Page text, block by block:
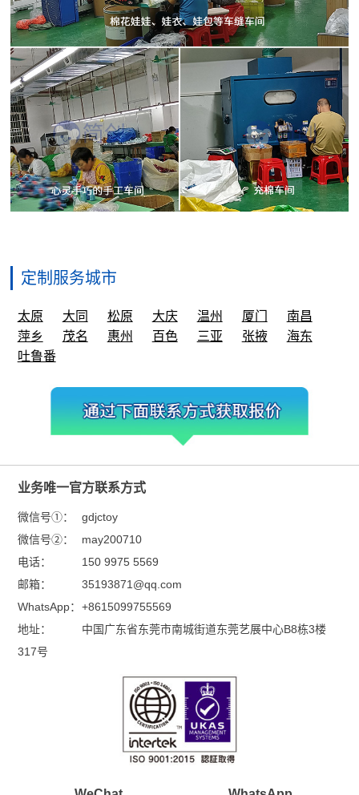
定制服务城市
太原 大同 松原 大庆 温州 厦门
南昌
萍乡
茂名 惠州 百色 三亚 张掖
海东
吐鲁番
业务唯一官方联系方式
微信号①：
gdjctoy
微信号②：
may200710
电话：
150 9975 5569
邮箱：
35193871@qq.com
WhatsApp： +8615099755569
地址：
中国广东省东莞市南城街道东莞艺展中心B8栋3楼
317号